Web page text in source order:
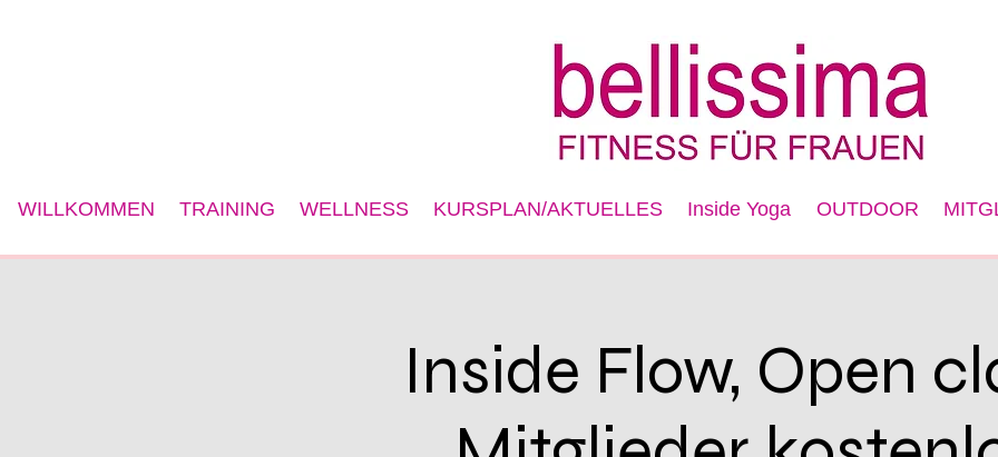
WILLKOMMEN TRAINING WELLNESS KURSPLAN/AKTUELLES Inside Yoga OUTDOOR
Inside Flow, Open